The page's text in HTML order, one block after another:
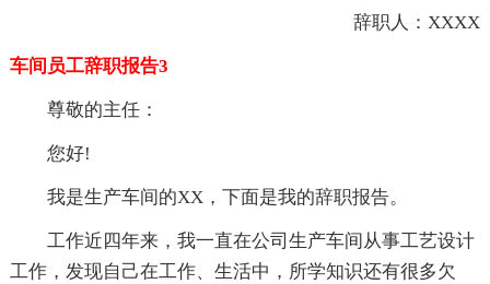
辞职人：XXXX
车间员工辞职报告3
尊敬的主任：
您好!
我是生产车间的XX，下面是我的辞职报告。
工作近四年来，我一直在公司生产车间从事工艺设计
工作，发现自己在工作、生活中，所学知识还有很多欠